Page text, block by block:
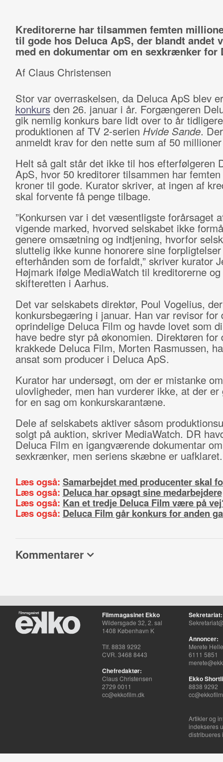
Kreditorerne har tilsammen femten
til gode hos Deluca ApS, der blandt andet
med en dokumentar om en sexkrænker for
Af Claus Christensen
Stor var overraskelsen, da Deluca ApS blev
konkursden 26. januar i år. Forgængeren
gik nemlig konkurs bare lidt over to år
produktionen af TV 2-serien Hvide Sande.
anmeldt krav for den nette sum af 50
Helt så galt står det ikke til hos efterfølgeren
ApS, hvor 50 kreditorer tilsammen har
kroner til gode. Kurator skriver, at ingen af
skal forvente få penge tilbage.
”Konkursen var i det væsentligste forårsaget
vigende marked, hvorved selskabet ikke
genere omsætning og indtjening, hvorfor
sluttelig ikke kunne honorere sine forpligtelser
efterhånden som de forfaldt,” skriver kurator
Højmark ifølge MediaWatch til kreditorerne og
skifteretten i Aarhus.
Det var selskabets direktør, Poul Vogelius,
konkursbegæring i januar. Han var revisor for
oprindelige Deluca Film og havde lovet som
have bedre styr på økonomien. Direktøren for
krakkede Deluca Film, Morten Rasmussen,
ansat som producer i Deluca ApS.
Kurator har undersøgt, om der er mistanke om
ulovligheder, men han vurderer ikke, at der er
for en sag om konkurskarantæne.
Dele af selskabets aktiver såsom
solgt på auktion, skriver MediaWatch. DR
Deluca Film en igangværende dokumentar
sexkrænker, men seriens skæbne er uafklaret.
Læs også: Samarbejdet med producenter skal
Læs også: Deluca har opsagt sine medarbejdere
Læs også: Kan et tredje Deluca Film være på
Læs også: Deluca Film går konkurs for anden
Kommentarer
Filmmagasinet Ekko
Wildersgade 32, 2. sal
1408 København K
Tlf. 8838 9292
CVR. 3468 8443
Chefredaktør:
Claus Christensen
2729 0011
cc@ekkofilm.dk
Sekretariat:
Annoncer:
Merete
6111 5851
Ekko
8838 9292
Artikler og
indekseres
distribueres